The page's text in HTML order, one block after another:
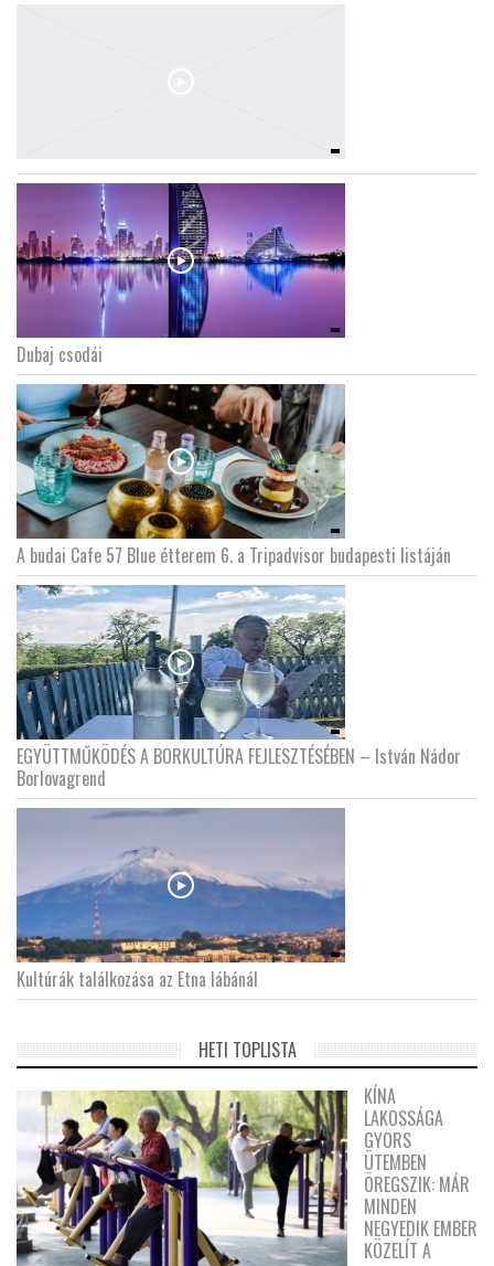
Dubaj csodái
A budai Cafe 57 Blue étterem 6. a Tripadvisor budapesti listáján
EGYÜTTMŰKÖDÉS A BORKULTÚRA FEJLESZTÉSÉBEN – István Nádor
Borlovagrend
Kultúrák találkozása az Etna lábánál
HETI TOPLISTA
KÍNA
LAKOSSÁGA
GYORS
ÜTEMBEN
ÖREGSZIK: MÁR
MINDEN
NEGYEDIK EMBER
KÖZELÍT A